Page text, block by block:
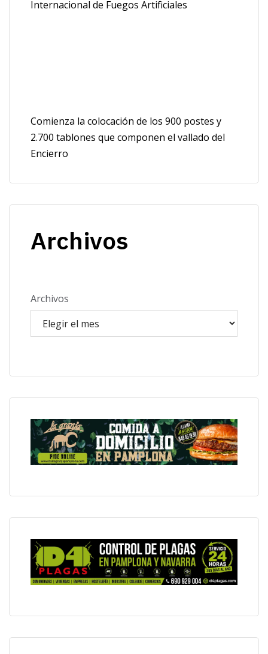
Internacional de Fuegos Artificiales
Comienza la colocación de los 900 postes y
2.700 tablones que componen el vallado del
Encierro
Archivos
Archivos